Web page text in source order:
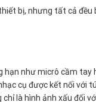
bị, nhưng tất cả
như micrô cầm tay
cụ được kết nối với
là hình ảnh xấu đối